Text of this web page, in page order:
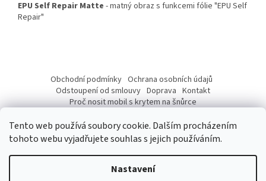
Tento web používá soubory cookie. Dalším procházením
tohoto webu vyjadřujete souhlas s jejich používáním.
Nastavení
EPU Self Repair Matte - matný obraz s funkcemi fólie "EPU Self
Repair"
a
Obchodní podmínky Ochrana osobních údajů
Odstoupení od smlouvy Doprava Kontakt
Proč nosit mobil s krytem na šnůrce
Vytvořil Shoptet